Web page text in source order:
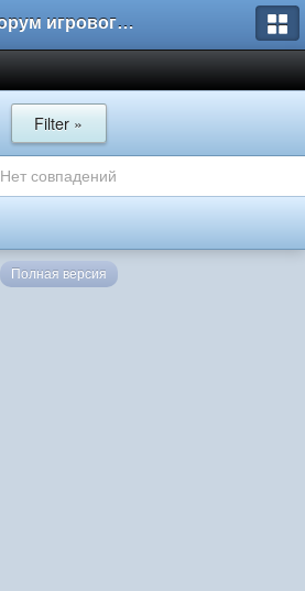
Форум игрового проекта Riverrise
Filter »
Нет совпадений
Полная версия